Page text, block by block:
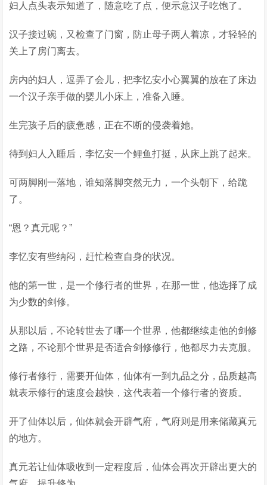
妇人点头表示知道了，随意吃了点，便示意汉子吃饱了。
汉子接过碗，又检查了门窗，防止母子两人着凉，才轻轻的
关上了房门离去。
房内的妇人，逗弄了会儿，把李忆安小心翼翼的放在了床边
一个汉子亲手做的婴儿小床上，准备入睡。
生完孩子后的疲惫感，正在不断的侵袭着她。
待到妇人入睡后，李忆安一个鲤鱼打挺，从床上跳了起来。
可两脚刚一落地，谁知落脚突然无力，一个头朝下，给跪
了。
“恩？真元呢？”
李忆安有些纳闷，赶忙检查自身的状况。
他的第一世，是一个修行者的世界，在那一世，他选择了成
为少数的剑修。
从那以后，不论转世去了哪一个世界，他都继续走他的剑修
之路，不论那个世界是否适合剑修修行，他都尽力去克服。
修行者修行，需要开仙体，仙体有一到九品之分，品质越高
就表示修行的速度会越快，这代表着一个修行者的资质。
开了仙体以后，仙体就会开辟气府，气府则是用来储藏真元
的地方。
真元若让仙体吸收到一定程度后，仙体会再次开辟出更大的